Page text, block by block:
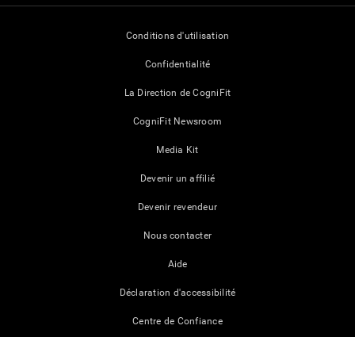
Conditions d'utilisation
Confidentialité
La Direction de CogniFit
CogniFit Newsroom
Media Kit
Devenir un affilié
Devenir revendeur
Nous contacter
Aide
Déclaration d'accessibilité
Centre de Confiance